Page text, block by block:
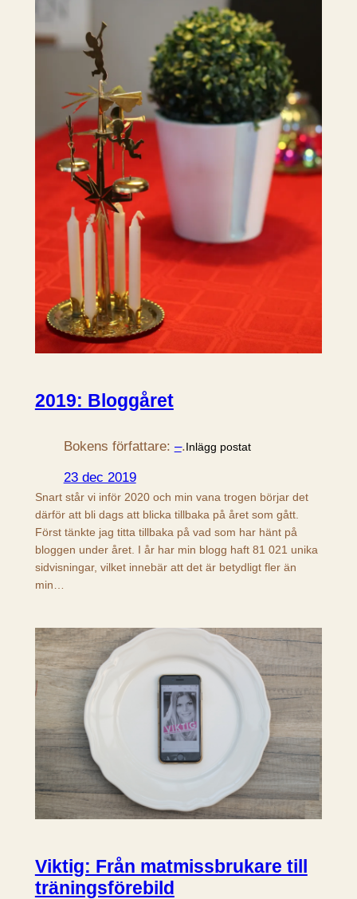
2019: Bloggåret
Bokens författare: –.Inlägg postat
23 dec 2019
Snart står vi inför 2020 och min vana trogen börjar det
därför att bli dags att blicka tillbaka på året som gått.
Först tänkte jag titta tillbaka på vad som har hänt på
bloggen under året. I år har min blogg haft 81 021 unika
sidvisningar, vilket innebär att det är betydligt fler än
min…
Viktig: Från matmissbrukare till
träningsförebild